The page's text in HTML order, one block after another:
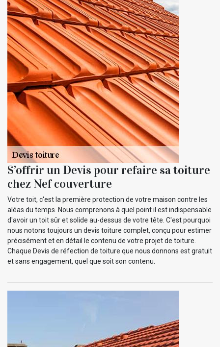
S’offrir un Devis pour refaire sa toiture
chez Nef couverture
Votre toit, c'est la première protection de votre maison contre les
aléas du temps. Nous comprenons à quel point il est indispensable
d'avoir un toit sûr et solide au-dessus de votre tête. C'est pourquoi
nous notons toujours un devis toiture complet, conçu pour estimer
précisément et en détail le contenu de votre projet de toiture.
Chaque Devis de réfection de toiture que nous donnons est gratuit
et sans engagement, quel que soit son contenu.